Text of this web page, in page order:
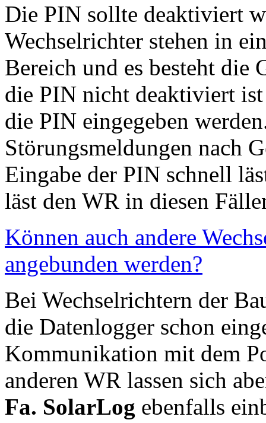
Die PIN sollte deaktiviert
Wechselrichter stehen in
Bereich und es besteht die
die PIN nicht deaktiviert
die PIN eingegeben
Störungsmeldungen nach
Eingabe der PIN schnell
läst den WR in diesen
Können auch andere
angebunden werden?
Bei Wechselrichtern der
die Datenlogger schon
Kommunikation mit dem
anderen WR lassen sich
Fa. SolarLog ebenfalls